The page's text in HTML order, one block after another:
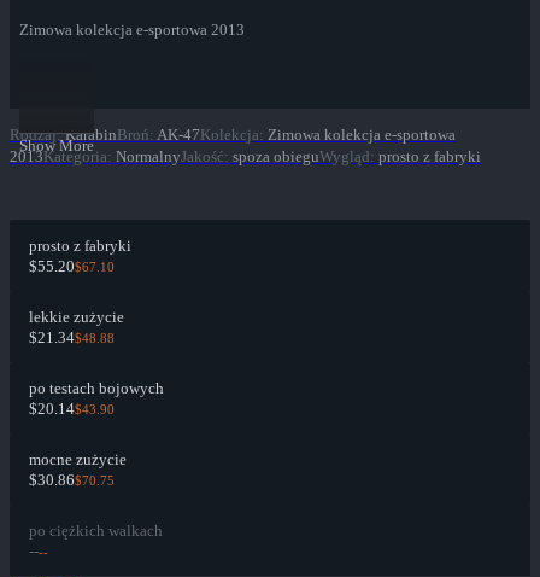
Zimowa kolekcja e-sportowa 2013
Show More
Rodzaj: KarabinBroń: AK-47Kolekcja: Zimowa kolekcja e-sportowa
2013Kategoria: NormalnyJakość: spoza obieguWygląd: prosto z fabryki
prosto z fabryki
$55.20$67.10
lekkie zużycie
$21.34$48.88
po testach bojowych
$20.14$43.90
mocne zużycie
$30.86$70.75
po ciężkich walkach
----